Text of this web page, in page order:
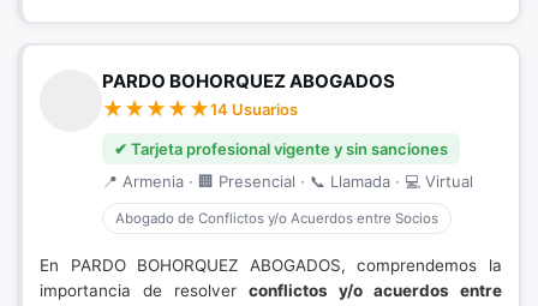
PARDO BOHORQUEZ ABOGADOS
14 Usuarios
✔ Tarjeta profesional vigente y sin sanciones
📍 Armenia · 🏢 Presencial · 📞 Llamada · 💻 Virtual
Abogado de Conflictos y/o Acuerdos entre Socios
En PARDO BOHORQUEZ ABOGADOS, comprendemos la
importancia de resolver conflictos y/o acuerdos entre